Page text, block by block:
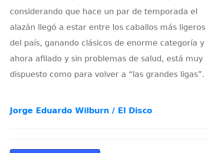
considerando que hace un par de temporada el
alazán llegó a estar entre los caballos más ligeros
del país, ganando clásicos de enorme categoría y
ahora afilado y sin problemas de salud, está muy
dispuesto como para volver a “las grandes ligas”.
Jorge Eduardo Wilburn / El Disco